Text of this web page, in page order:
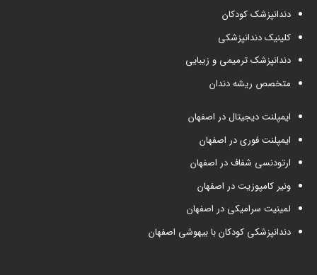
دندانپزشک کودکان
کلینیک دندانپزشکی
دندانپزشک ترمیمی و زیبایی
متخصص ریشه دندان
ایمپلنت دیجیتال در اصفهان
ایمپلنت فوری در اصفهان
ارتودنسی شفاف در اصفهان
ونیر کامپوزیت در اصفهان
لمینیت سرامیکی در اصفهان
دندانپزشکی کودکان با بیهوشی اصفهان